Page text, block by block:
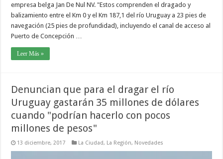
empresa belga Jan De Nul NV. "Estos comprenden el dragado y
balizamiento entre el Km 0 y el Km 187,1 del río Uruguay a 23 pies de
navegación (25 pies de profundidad), incluyendo el canal de acceso al
Puerto de Concepción …
Leer Más »
Denuncian que para el dragar el río
Uruguay gastarán 35 millones de dólares
cuando "podrían hacerlo con pocos
millones de pesos"
13 diciembre, 2017 La Ciudad, La Región, Novedades